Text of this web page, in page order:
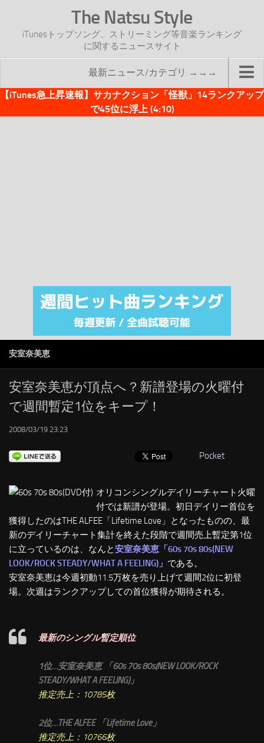
The Natsu Style
iTunesトップソング、ストリーミング等音楽ランキング
に関するニュースサイト
最新ニュース/カテゴリ →→→
TOP
注目カテゴリ
オリジナルiTunes週間トップソング
RSS
LINKS
【iTunes急上昇速報】サカナクション「怪獣」14ランクアップ
で45位に浮上 (4:10)
安室奈美恵
安室奈美恵が頂点へ？新譜登場の火曜付
で週間暫定1位をキープ！
2008/03/19 23:23
Pocket
オリコンシングルデイリーチャート火曜
付では新譜が登場。初日デイリー首位を
獲得したのはTHE ALFEE「Lifetime Love」となったものの、最
新のデイリーチャート集計を終えた段階で週間売上暫定第1位
に立っているのは、なんと安室奈美恵「60s 70s 80s(NEW
LOOK/ROCK STEADY/WHAT A FEELING)」 である。
安室奈美恵は今週初動11.5万枚を売り上げて週間2位に初登
場。次週はランクアップしての首位獲得が期待される。
最新のシングル暫定順位
1位…安室奈美恵 「60s 70s 80s(NEW LOOK/ROCK
STEADY/WHAT A FEELING)」
推定売上：10785枚
2位…THE ALFEE 「Lifetime Love」
推定売上：10766枚